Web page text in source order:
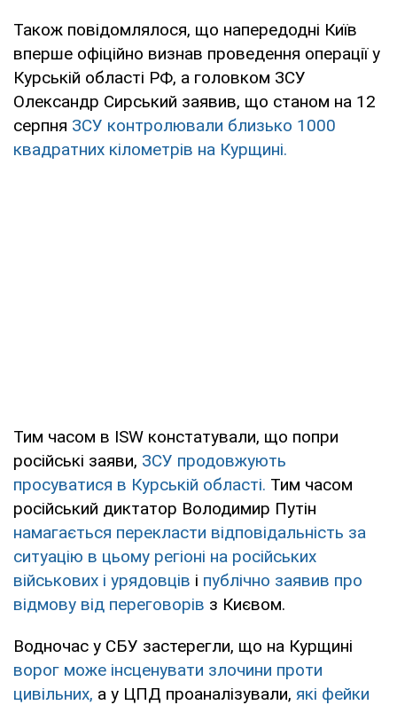
Також повідомлялося, що напередодні Київ
вперше офіційно визнав проведення операції у
Курській області РФ, а головком ЗСУ
Олександр Сирський заявив, що станом на 12
серпня ЗСУ контролювали близько 1000
квадратних кілометрів на Курщині.
Тим часом в ISW констатували, що попри
російські заяви, ЗСУ продовжують
просуватися в Курській області. Тим часом
російський диктатор Володимир Путін
намагається перекласти відповідальність за
ситуацію в цьому регіоні на російських
військових і урядовців і публічно заявив про
відмову від переговорів з Києвом.
Водночас у СБУ застерегли, що на Курщині
ворог може інсценувати злочини проти
цивільних, а у ЦПД проаналізували, які фейки